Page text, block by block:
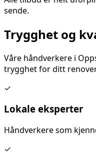
sende.
Trygghet og
Våre håndverkere i
trygghet for ditt
✓
Lokale eksperter
Håndverkere som
✓